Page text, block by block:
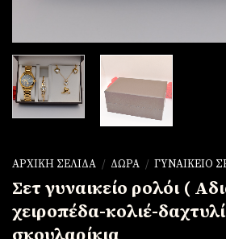
ΑΡΧΙΚΉ ΣΕΛΊΔΑ / ΔΏΡΑ / ΓΥΝΑΙΚΕΊΟ
Σετ γυναικείο ρολόι (
χειροπέδα-κολιέ-